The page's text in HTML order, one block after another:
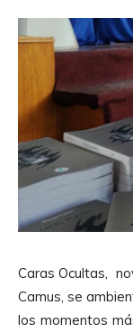
Caras Ocultas,
Camus, se
los momentos